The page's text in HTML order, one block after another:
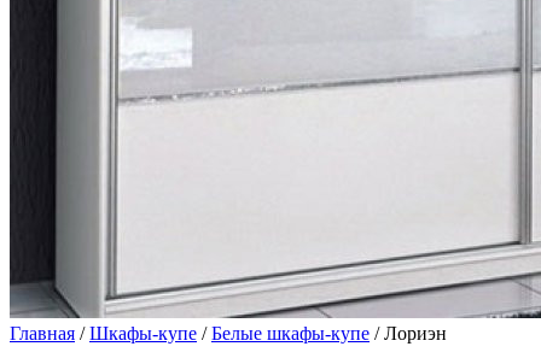
Главная /Шкафы-купе /Белые шкафы-купе / Лориэн